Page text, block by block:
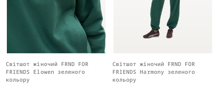
Світшот жіночий FRND FOR
FRIENDS Elowen зеленого
кольору
Світшот жіночий FRND FOR
FRIENDS Harmony зеленого
кольору